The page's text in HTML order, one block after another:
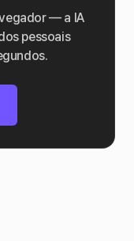
— a IA
pessoais